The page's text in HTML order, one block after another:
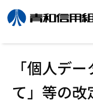
「個人デ
て」等の改